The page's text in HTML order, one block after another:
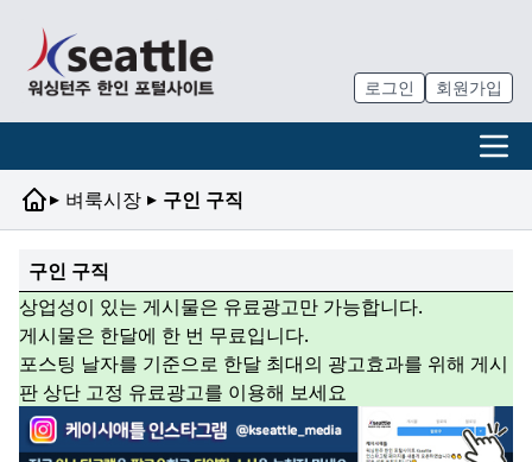
로그인 회원가입
▸ 벼룩시장 ▸ 구인 구직
구인 구직
상업성이 있는 게시물은 유료광고만 가능합니다.
게시물은 한달에 한 번 무료입니다.
포스팅 날자를 기준으로 한달 최대의 광고효과를 위해 게시
판 상단 고정 유료광고를 이용해 보세요